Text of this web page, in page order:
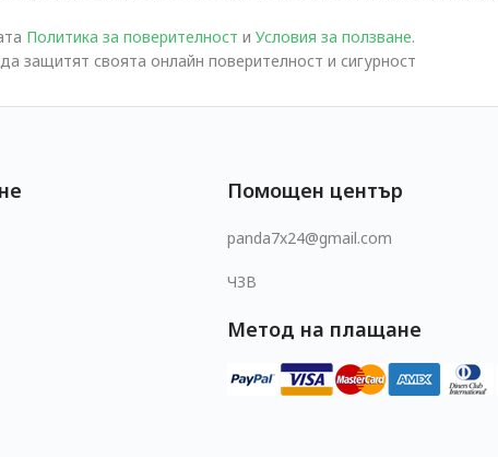
Политика за поверителност и Условия за ползване.
защитят своята онлайн поверителност и сигурност
Помощен център
panda7x24@gmail.com
ЧЗВ
Метод на плащане